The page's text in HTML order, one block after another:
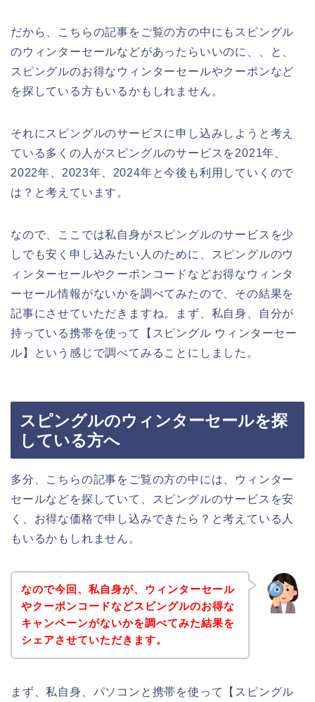
だから、こちらの記事をご覧の方の中にもスピングル
のウィンターセールなどがあったらいいのに、、と、
スピングルのお得なウィンターセールやクーポンなど
を探している方もいるかもしれません。
それにスピングルのサービスに申し込みしようと考え
ている多くの人がスピングルのサービスを2021年、
2022年、2023年、2024年と今後も利用していくので
は？と考えています。
なので、ここでは私自身がスピングルのサービスを少
しでも安く申し込みたい人のために、スピングルのウ
ィンターセールやクーポンコードなどお得なウィンタ
ーセール情報がないかを調べてみたので、その結果を
記事にさせていただきますね。まず、私自身、自分が
持っている携帯を使って【スピングル ウィンターセー
ル】という感じで調べてみることにしました。
スピングルのウィンターセールを探
している方へ
多分、こちらの記事をご覧の方の中には、ウィンター
セールなどを探していて、スピングルのサービスを安
く、お得な価格で申し込みできたら？と考えている人
もいるかもしれません。
なので今回、私自身が、ウィンターセール
やクーポンコードなどスピングルのお得な
キャンペーンがないかを調べてみた結果を
シェアさせていただきます。
まず、私自身、パソコンと携帯を使って【スピングル